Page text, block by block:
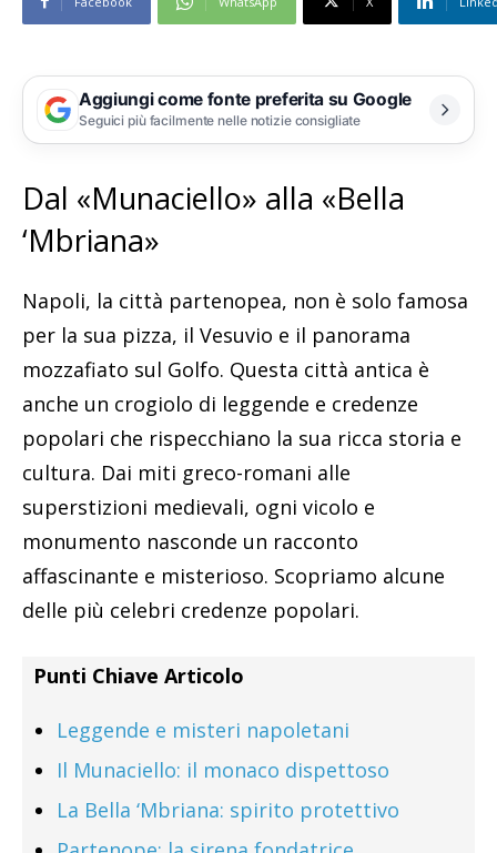
Aggiungi come fonte preferita su Google
Seguici più facilmente nelle notizie consigliate
Dal «Munaciello» alla «Bella
‘Mbriana»
Napoli, la città partenopea, non è solo famosa
per la sua pizza, il Vesuvio e il panorama
mozzafiato sul Golfo. Questa città antica è
anche un crogiolo di leggende e credenze
popolari che rispecchiano la sua ricca storia e
cultura. Dai miti greco-romani alle
superstizioni medievali, ogni vicolo e
monumento nasconde un racconto
affascinante e misterioso. Scopriamo alcune
delle più celebri credenze popolari.
Punti Chiave Articolo
Leggende e misteri napoletani
Il Munaciello: il monaco dispettoso
La Bella ‘Mbriana: spirito protettivo